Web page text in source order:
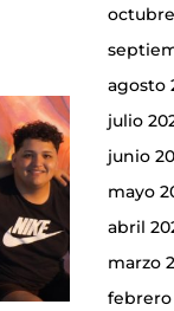
agosto
julio
junio
mayo
abril
marzo
febrero